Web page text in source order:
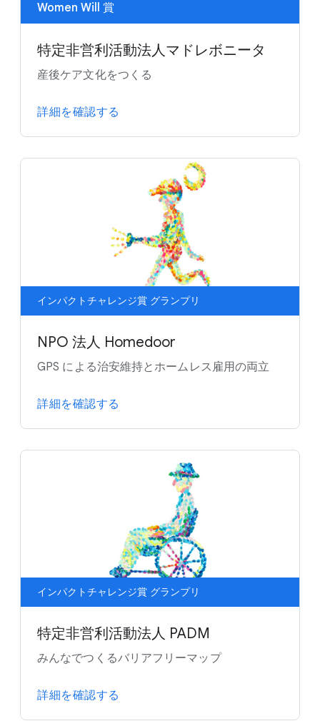
Women Will 賞
特定非営利活動法人マドレボニータ
産後ケア文化をつくる
詳細を確認する
インパクトチャレンジ賞 グランプリ
NPO 法人 Homedoor
GPS による治安維持とホームレス雇用の両立
詳細を確認する
インパクトチャレンジ賞 グランプリ
特定非営利活動法人 PADM
みんなでつくるバリアフリーマップ
詳細を確認する